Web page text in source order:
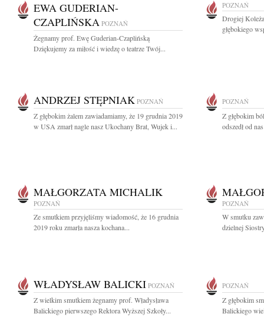
EWA GUDERIAN-
CZAPLIŃSKA POZNAŃ
Żegnamy prof. Ewę Guderian-Czaplińską
Dziękujemy za miłość i wiedzę o teatrze Twój...
POZNAŃ
Drogiej
głębokiego
ANDRZEJ STĘPNIAK POZNAŃ
Z głębokim żalem zawiadamiamy, że 19 grudnia 2019
w USA zmarł nagle nasz Ukochany Brat, Wujek i...
POZNAŃ
Z głębokim
odszedł od
MAŁGORZATA MICHALIK
POZNAŃ
Ze smutkiem przyjęliśmy wiadomość, że 16 grudnia
2019 roku zmarła nasza kochana...
POZNAŃ
W smutku
dzielnej
WŁADYSŁAW BALICKI POZNAŃ
Z wielkim smutkiem żegnamy prof. Władysława
Balickiego pierwszego Rektora Wyższej Szkoły...
POZNAŃ
Z głębokim
Balickiego